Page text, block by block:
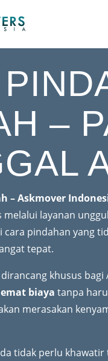
–
– Askmover
layanan
cara pindahan yang
tepat.
khusus
biaya tanpa
merasakan
tidak perlu